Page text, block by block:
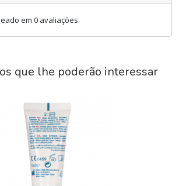
em 0 avaliações
que lhe poderão interessar